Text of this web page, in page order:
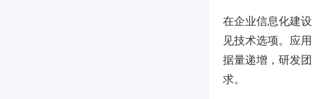
在企业信息化建
见技术选项。应
据量递增，研发
求。